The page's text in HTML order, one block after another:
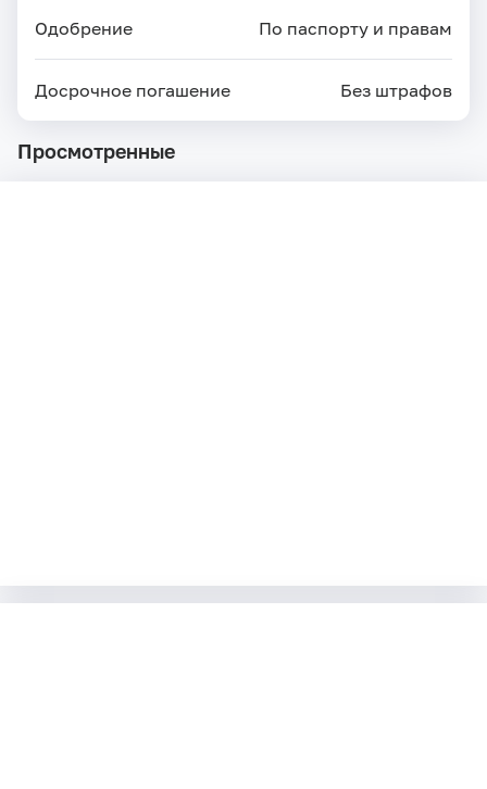
Одобрение По паспорту и правам
Досрочное погашение Без штрафов
Просмотренные